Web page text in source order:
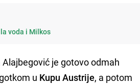
voda i Milkos
Alajbegović je gotovo odmah
u Kupu Austrije, a potom